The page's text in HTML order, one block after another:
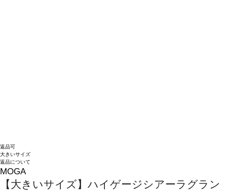
返品可
大きいサイズ
返品について
MOGA
【大きいサイズ】ハイゲージシアーラグラン